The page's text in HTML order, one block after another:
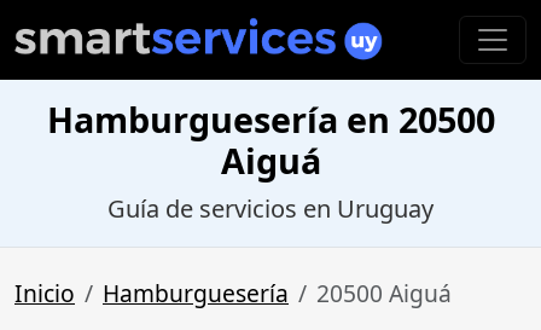
Hamburguesería en 20500
Aiguá
Guía de servicios en Uruguay
Inicio Hamburguesería 20500 Aiguá